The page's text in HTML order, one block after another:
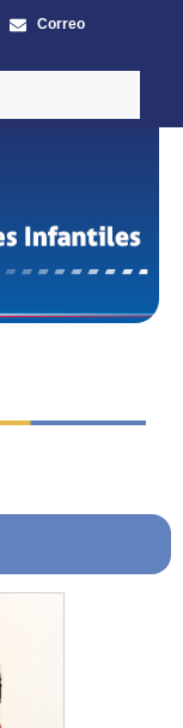
Correo